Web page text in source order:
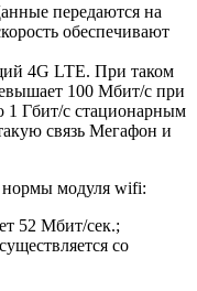
передаются на
обеспечивают
4G LTE. При таком
100 Мбит/с при
1 Гбит/с стационарным
связь Мегафон и
модуля wifi:
52 Мбит/сек.;
со